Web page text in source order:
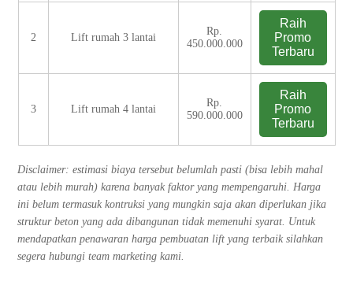
2 Lift rumah 3 lantai
Rp.
450.000.000
Raih
Promo
Terbaru
3 Lift rumah 4 lantai
Rp.
590.000.000
Raih
Promo
Terbaru
Disclaimer: estimasi biaya tersebut belumlah pasti (bisa lebih mahal
atau lebih murah) karena banyak faktor yang mempengaruhi. Harga
ini belum termasuk kontruksi yang mungkin saja akan diperlukan jika
struktur beton yang ada dibangunan tidak memenuhi syarat. Untuk
mendapatkan penawaran harga pembuatan lift yang terbaik silahkan
segera hubungi team marketing kami.